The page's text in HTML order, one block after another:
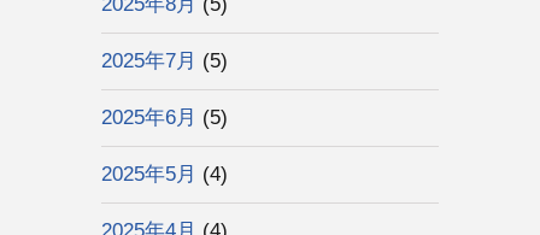
2025年7月 (5)
2025年6月 (5)
2025年5月 (4)